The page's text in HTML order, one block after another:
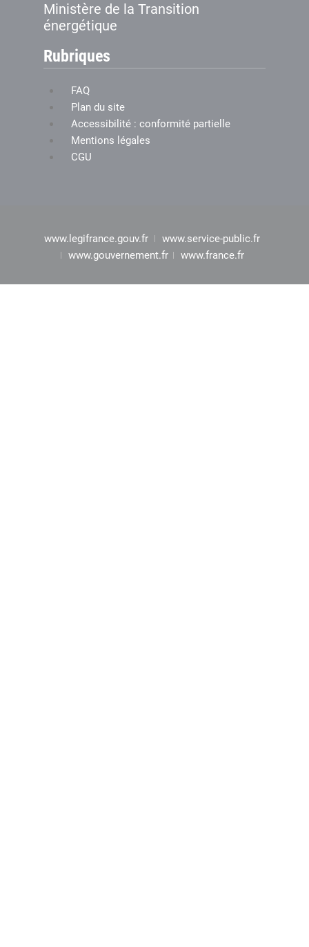
Ministère de la Transition
énergétique
Rubriques
FAQ
Plan du site
Accessibilité : conformité partielle
Mentions légales
CGU
www.legifrance.gouv.fr
www.service-public.fr
www.gouvernement.fr
www.france.fr